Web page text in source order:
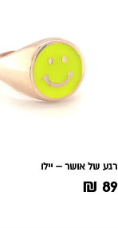
רגע של אושר – יילו
89
₪